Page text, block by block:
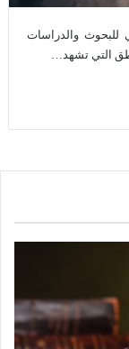
والدراسات
التي تشهد…